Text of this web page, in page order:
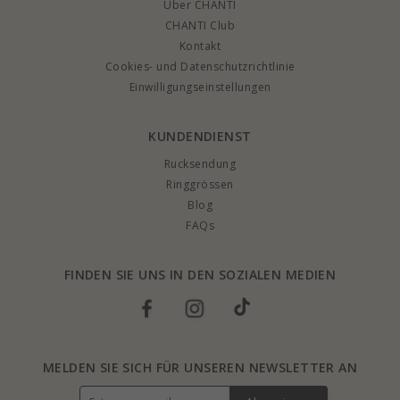
Über CHANTI
CHANTI Club
Kontakt
Cookies- und Datenschutzrichtlinie
Einwilligungseinstellungen
KUNDENDIENST
Rucksendung
Ringgrössen
Blog
FAQs
FINDEN SIE UNS IN DEN SOZIALEN MEDIEN
MELDEN SIE SICH FÜR UNSEREN NEWSLETTER AN